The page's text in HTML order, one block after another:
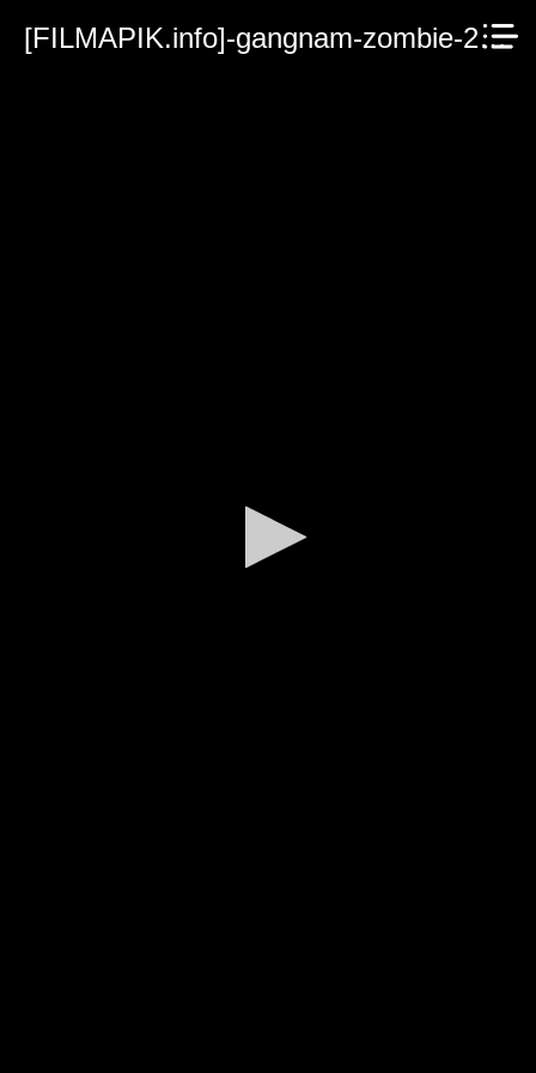
[FILMAPIK.info]-gangnam-zombie-2023.mp4